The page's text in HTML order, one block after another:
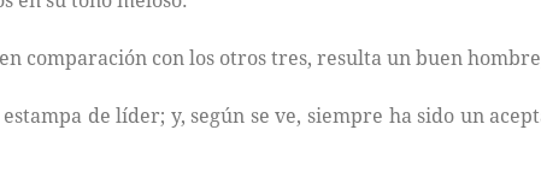
comparación con los otros tres, resulta un buen
de líder; y, según se ve, siempre ha sido un